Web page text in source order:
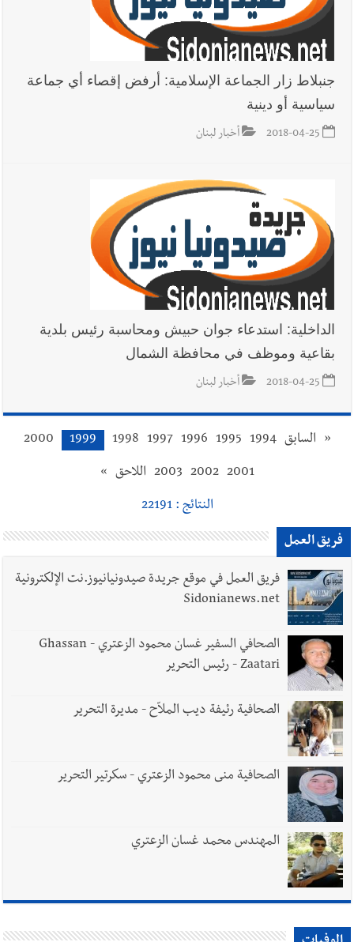
جنبلاط زار الجماعة الإسلامية: أرفض إقصاء أي جماعة
سياسية أو دينية
2018-04-25 أخبار لبنان
الداخلية: استدعاء جوان حبيش ومحاسبة رئيس بلدية
بقاعية وموظف في محافظة الشمال
2018-04-25 أخبار لبنان
« السابق 1994
1995
1996
1997
1998
1999
2000
2001
2002
2003 اللاحق »
النتائج : 22191
فريق العمل
فريق العمل في موقع جريدة صيدونيانيوز.نت الإلكترونية
Sidonianews.net
الصحافي السفير غسان محمود الزعتري - Ghassan
Zaatari - رئيس التحرير
الصحافية رئيفة ديب الملاّح - مديرة التحرير
الصحافية منى محمود الزعتري - سكرتير التحرير
المهندس محمد غسان الزعتري